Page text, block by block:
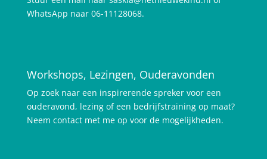
WhatsApp naar 06-11128068.
Workshops, Lezingen, Ouderavonden
Op zoek naar een inspirerende spreker voor een
ouderavond, lezing of een bedrijfstraining op maat?
Neem contact met me op voor de mogelijkheden.